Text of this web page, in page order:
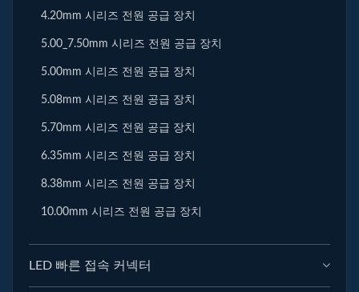
4.20mm 시리즈 전원 공급 장치
5.00_7.50mm 시리즈 전원 공급 장치
5.00mm 시리즈 전원 공급 장치
5.08mm 시리즈 전원 공급 장치
5.70mm 시리즈 전원 공급 장치
6.35mm 시리즈 전원 공급 장치
8.38mm 시리즈 전원 공급 장치
10.00mm 시리즈 전원 공급 장치
LED 빠른 접속 커넥터